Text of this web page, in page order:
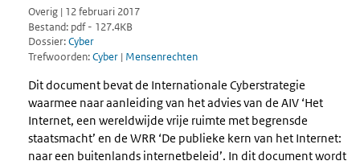
Overig | 12 februari 2017
Bestand: pdf - 127.4KB
Dossier:Cyber
Trefwoorden:Cyber | Mensenrechten
Dit document bevat de Internationale Cyberstrategie
waarmee naar aanleiding van het advies van de AIV ‘Het
Internet, een wereldwijde vrije ruimte met begrensde
staatsmacht’ en de WRR ‘De publieke kern van het Internet:
naar een buitenlands internetbeleid’. In dit document wordt